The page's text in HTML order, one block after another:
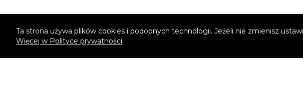
Ta strona używa plików cookies i podobnych technologii. Jeżeli nie zmienisz
Więcej w Polityce prywatności.